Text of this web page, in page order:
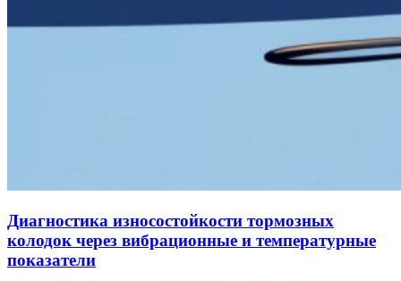
Диагностика износостойкости тормозных
колодок через вибрационные и температурные
показатели